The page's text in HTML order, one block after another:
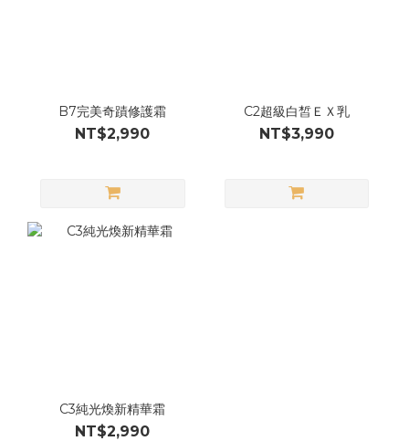
B7完美奇蹟修護霜
NT$2,990
C2超級白皙ＥＸ乳
NT$3,990
C3純光煥新精華霜
NT$2,990